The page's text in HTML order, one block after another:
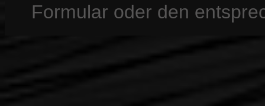
Formular oder den